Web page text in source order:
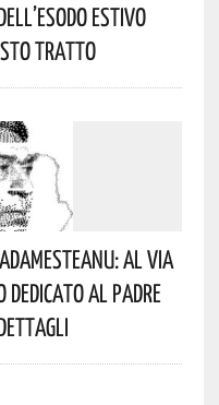
Estivo
Tratto
Al Via
Dedicato Al Padre